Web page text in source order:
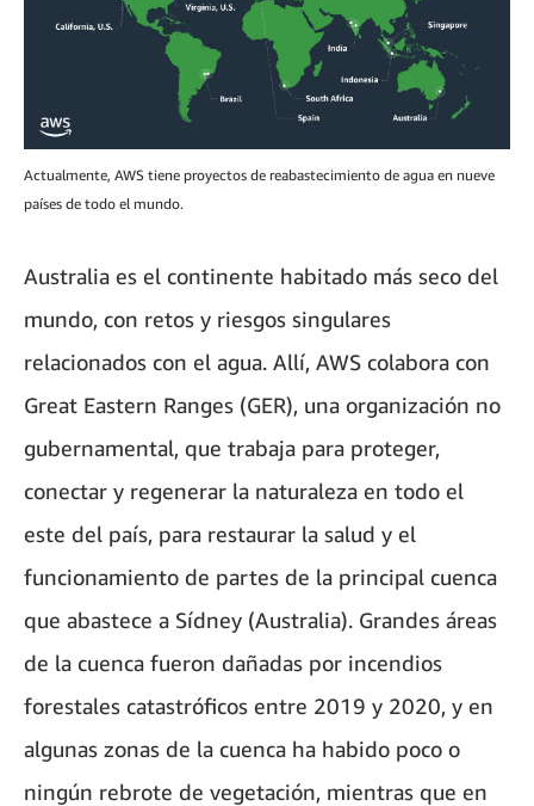
Actualmente, AWS tiene proyectos de reabastecimiento de agua en nueve
países de todo el mundo.
Australia es el continente habitado más seco del
mundo, con retos y riesgos singulares
relacionados con el agua. Allí, AWS colabora con
Great Eastern Ranges (GER), una organización no
gubernamental, que trabaja para proteger,
conectar y regenerar la naturaleza en todo el
este del país, para restaurar la salud y el
funcionamiento de partes de la principal cuenca
que abastece a Sídney (Australia). Grandes áreas
de la cuenca fueron dañadas por incendios
forestales catastróficos entre 2019 y 2020, y en
algunas zonas de la cuenca ha habido poco o
ningún rebrote de vegetación, mientras que en